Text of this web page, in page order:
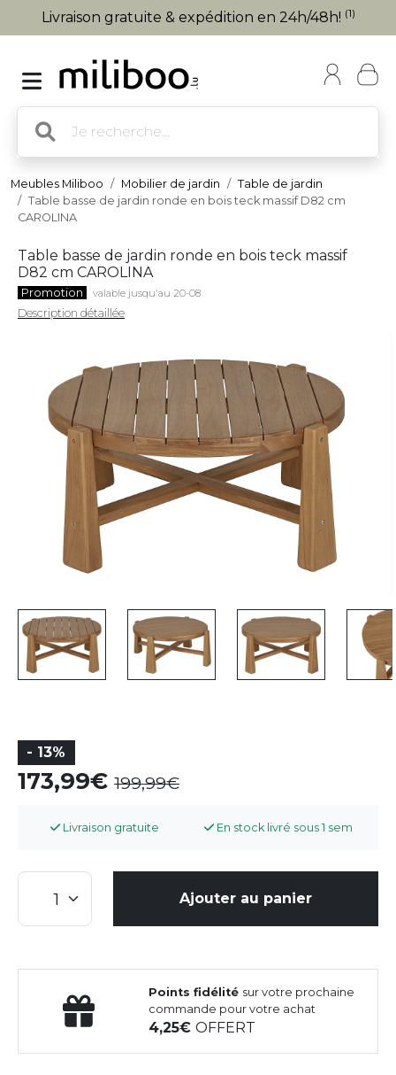
Livraison gratuite & expédition en 24h/48h! (1)
Meubles Miliboo Mobilier de jardin
Table de jardin
Table basse de jardin ronde en bois teck massif D82 cm
CAROLINA
Table basse de jardin ronde en bois teck massif
D82 cm CAROLINA
Promotion valable jusqu'au 20-08
Description détaillée
- 13%
173,99 199,99
Livraison gratuite En stock livré sous 1 sem
Ajouter au panier
Points fidélité sur votre prochaine
commande pour votre achat
4,25OFFERT